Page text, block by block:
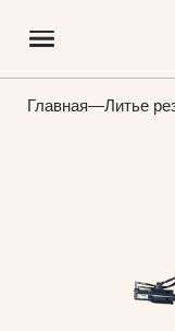
Главная—Литье